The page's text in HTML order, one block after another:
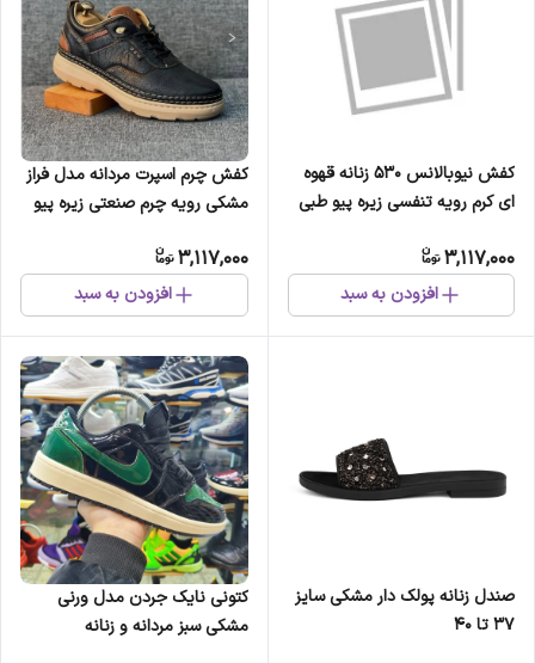
کفش نیوبالانس 530 زنانه قهوه
ای کرم رویه تنفسی زیره پیو طبی
3,117,000
افزودن به سبد
کفش چرم اسپرت مردانه مدل فراز
مشکی رویه چرم صنعتی زیره پیو
3,117,000
افزودن به سبد
صندل زنانه پولک دار مشکی سایز
37 تا 40
کتونی نایک جردن مدل ورنی
مشکی سبز مردانه و زنانه